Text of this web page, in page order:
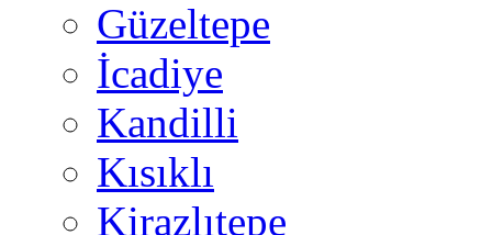
Güzeltepe
İcadiye
Kandilli
Kısıklı
Kirazlıtepe